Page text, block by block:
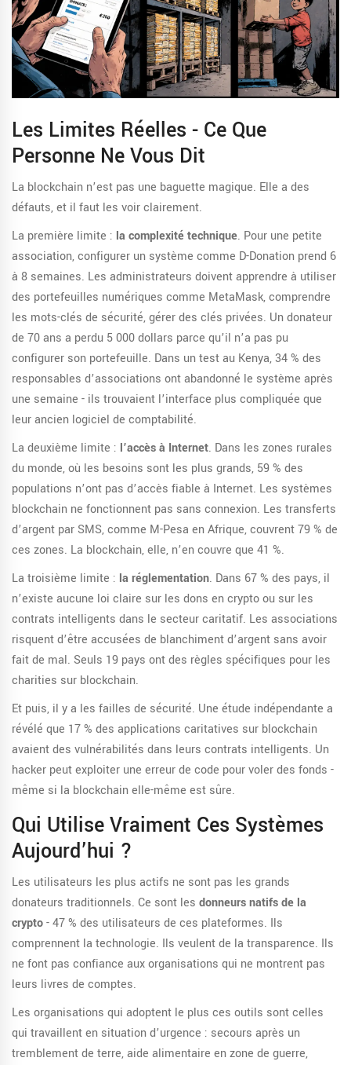
Les Limites Réelles - Ce Que
Personne Ne Vous Dit
La blockchain n’est pas une baguette magique. Elle a des
défauts, et il faut les voir clairement.
La première limite : la complexité technique. Pour une petite
association, configurer un système comme D-Donation prend 6
à 8 semaines. Les administrateurs doivent apprendre à utiliser
des portefeuilles numériques comme MetaMask, comprendre
les mots-clés de sécurité, gérer des clés privées. Un donateur
de 70 ans a perdu 5 000 dollars parce qu’il n’a pas pu
configurer son portefeuille. Dans un test au Kenya, 34 % des
responsables d’associations ont abandonné le système après
une semaine - ils trouvaient l’interface plus compliquée que
leur ancien logiciel de comptabilité.
La deuxième limite : l’accès à Internet. Dans les zones rurales
du monde, où les besoins sont les plus grands, 59 % des
populations n’ont pas d’accès fiable à Internet. Les systèmes
blockchain ne fonctionnent pas sans connexion. Les transferts
d’argent par SMS, comme M-Pesa en Afrique, couvrent 79 % de
ces zones. La blockchain, elle, n’en couvre que 41 %.
La troisième limite : la réglementation. Dans 67 % des pays, il
n’existe aucune loi claire sur les dons en crypto ou sur les
contrats intelligents dans le secteur caritatif. Les associations
risquent d’être accusées de blanchiment d’argent sans avoir
fait de mal. Seuls 19 pays ont des règles spécifiques pour les
charities sur blockchain.
Et puis, il y a les failles de sécurité. Une étude indépendante a
révélé que 17 % des applications caritatives sur blockchain
avaient des vulnérabilités dans leurs contrats intelligents. Un
hacker peut exploiter une erreur de code pour voler des fonds -
même si la blockchain elle-même est sûre.
Qui Utilise Vraiment Ces Systèmes
Aujourd’hui ?
Les utilisateurs les plus actifs ne sont pas les grands
donateurs traditionnels. Ce sont les donneurs natifs de la
crypto- 47 % des utilisateurs de ces plateformes. Ils
comprennent la technologie. Ils veulent de la transparence. Ils
ne font pas confiance aux organisations qui ne montrent pas
leurs livres de comptes.
Les organisations qui adoptent le plus ces outils sont celles
qui travaillent en situation d’urgence : secours après un
tremblement de terre, aide alimentaire en zone de guerre,